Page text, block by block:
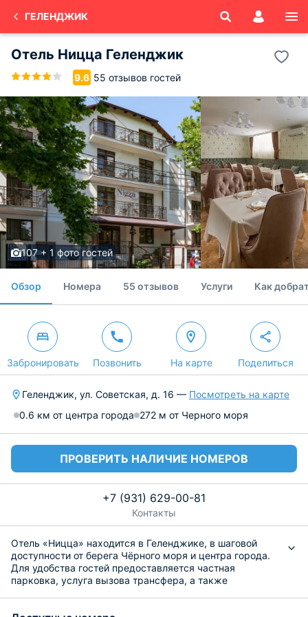
ГЕЛЕНДЖИК
Отель Ницца Геленджик
9.6 55 отзывов гостей
107 + 1 фото гостей
Обзор Номера 55 отзывов Услуги Как
Забронировать Позвонить На карте Поделиться
Геленджик, ул. Советская, д. 16 — Посмотреть на карте
0.6 км от центра города 272 м от Черного моря
ПРОВЕРИТЬ НАЛИЧИЕ НОМЕРОВ
+7 (931) 629-00-81
Контакты
Отель «Ницца» находится в Геленджике, в шаговой
доступности от берега Чёрного моря и центра города.
Для удобства гостей предоставляется частная
парковка, услуга вызова трансфера, а также